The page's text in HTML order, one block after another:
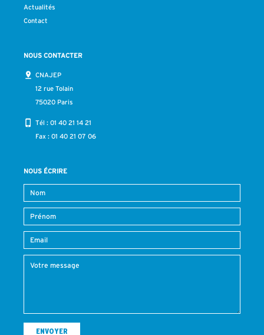
Actualités
Contact
NOUS CONTACTER
CNAJEP
12 rue Tolain
75020 Paris
Tél : 01 40 21 14 21
Fax : 01 40 21 07 06
NOUS ÉCRIRE